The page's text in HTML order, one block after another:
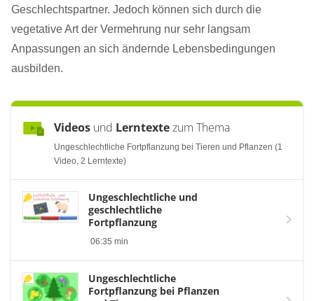
Geschlechtspartner. Jedoch können sich durch die
vegetative Art der Vermehrung nur sehr langsam
Anpassungen an sich ändernde Lebensbedingungen
ausbilden.
Videos und Lerntextezum Thema
Ungeschlechtliche Fortpflanzung bei Tieren und Pflanzen (1
Video, 2 Lerntexte)
Ungeschlechtliche und
geschlechtliche
Fortpflanzung
06:35 min
Ungeschlechtliche
Fortpflanzung bei Pflanzen